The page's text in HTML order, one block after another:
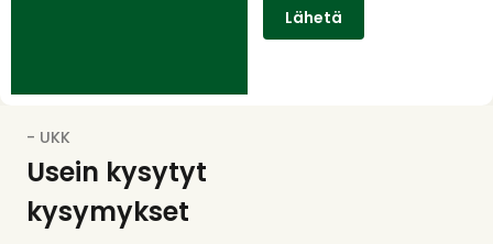
Lähetä
- UKK
Usein kysytyt
kysymykset